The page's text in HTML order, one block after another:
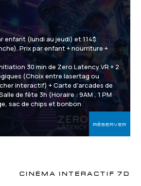
enfant (lundi au jeudi) et 114$
Prix par enfant + nourriture +
30 min de Zero Latency VR + 2
(Choix entre lasertag ou
interactif) + Carte d'arcades de
de fête 3h (Horaire : 9AM , 1 PM
sac de chips et bonbon
RÉSERVER
CINÉMA INTERACTIF 7D